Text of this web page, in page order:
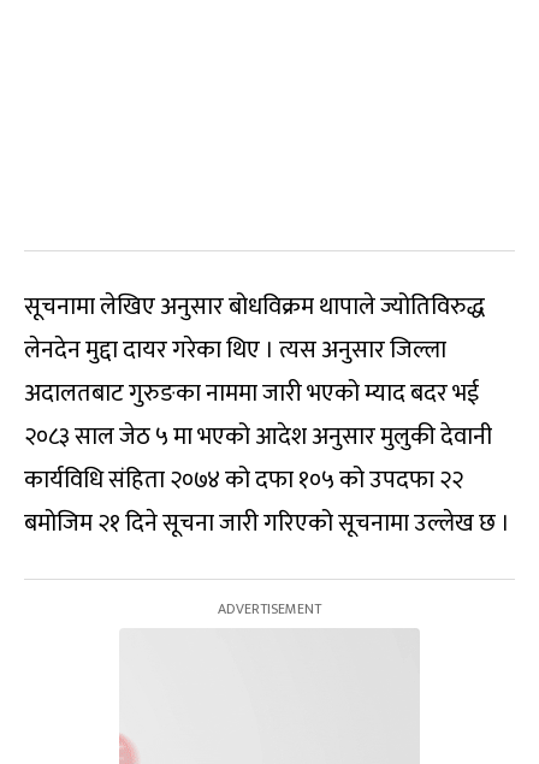
सूचनामा लेखिए अनुसार बोधविक्रम थापाले ज्योतिविरुद्ध
लेनदेन मुद्दा दायर गरेका थिए । त्यस अनुसार जिल्ला
अदालतबाट गुरुङका नाममा जारी भएको म्याद बदर भई
२०८३ साल जेठ ५ मा भएको आदेश अनुसार मुलुकी देवानी
कार्यविधि संहिता २०७४ को दफा १०५ को उपदफा २२
बमोजिम २१ दिने सूचना जारी गरिएको सूचनामा उल्लेख छ ।